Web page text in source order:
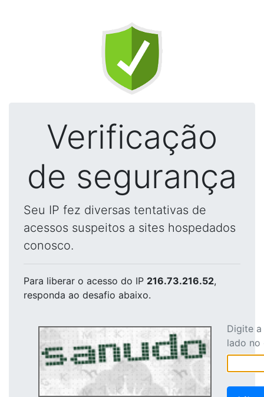
Verificação
de segurança
Seu IP fez diversas tentativas de
acessos suspeitos a sites hospedados
conosco.
Para liberar o acesso do IP 216.73.216.52,
responda ao desafio abaixo.
Digite
lado no